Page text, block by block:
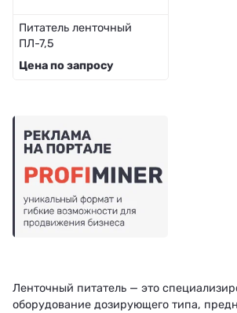
Питатель ленточный
ПЛ-7,5
Цена по запросу
Ленточный питатель — это
оборудование дозирующего типа,